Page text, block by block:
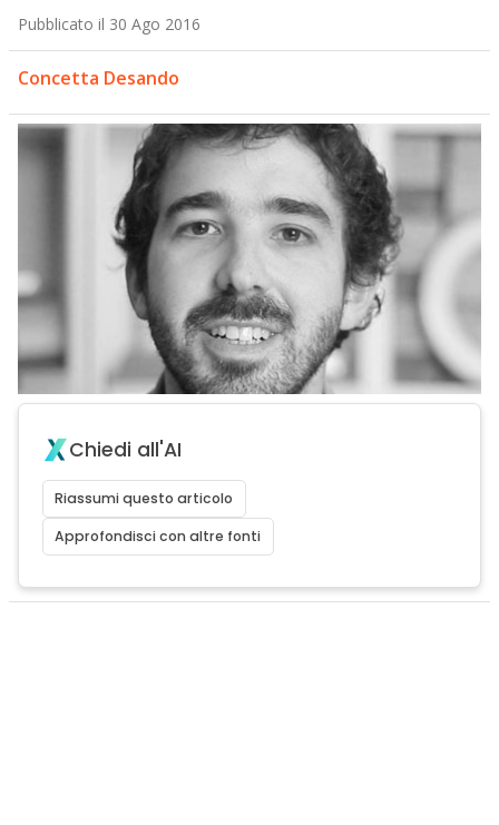
Pubblicato il 30 Ago 2016
Concetta Desando
Chiedi all'AI
Riassumi questo articolo
Approfondisci con altre fonti